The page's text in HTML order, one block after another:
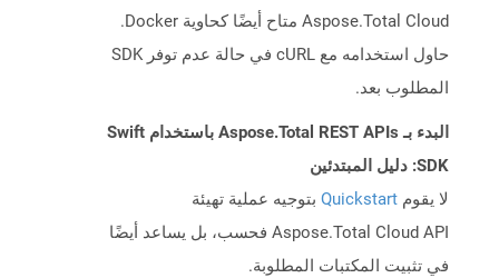
Aspose.Total Cloud متاح أيضًا كحاوية Docker.
حاول استخدامه مع cURL في حالة عدم توفر SDK
المطلوب بعد.
البدء بـ Aspose.Total REST APIs باستخدام Swift
SDK: دليل المبتدئين
لا يقوم Quickstart بتوجيه عملية تهيئة
Aspose.Total Cloud API فحسب، بل يساعد أيضًا
في تثبيت المكتبات المطلوبة.